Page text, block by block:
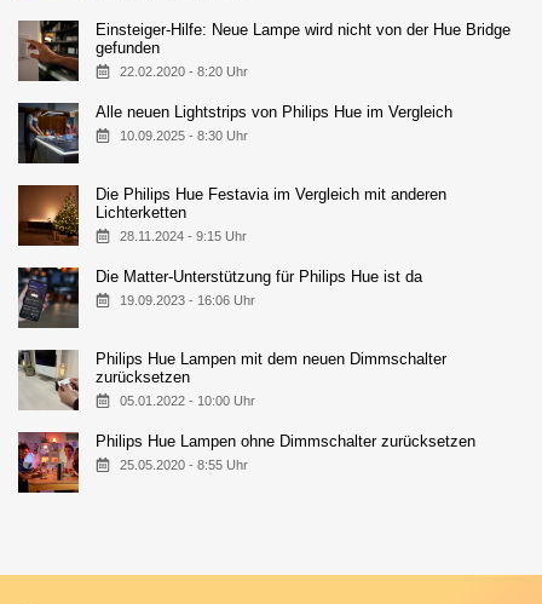
Einsteiger-Hilfe: Neue Lampe wird nicht von der Hue Bridge
gefunden
22.02.2020 - 8:20 Uhr
Alle neuen Lightstrips von Philips Hue im Vergleich
10.09.2025 - 8:30 Uhr
Die Philips Hue Festavia im Vergleich mit anderen
Lichterketten
28.11.2024 - 9:15 Uhr
Die Matter-Unterstützung für Philips Hue ist da
19.09.2023 - 16:06 Uhr
Philips Hue Lampen mit dem neuen Dimmschalter
zurücksetzen
05.01.2022 - 10:00 Uhr
Philips Hue Lampen ohne Dimmschalter zurücksetzen
25.05.2020 - 8:55 Uhr